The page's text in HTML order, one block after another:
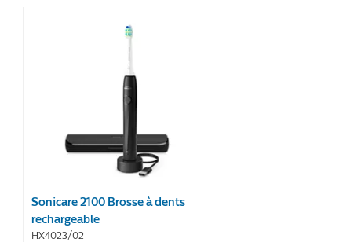
Sonicare 2100 Brosse à dents
rechargeable
HX4023/02